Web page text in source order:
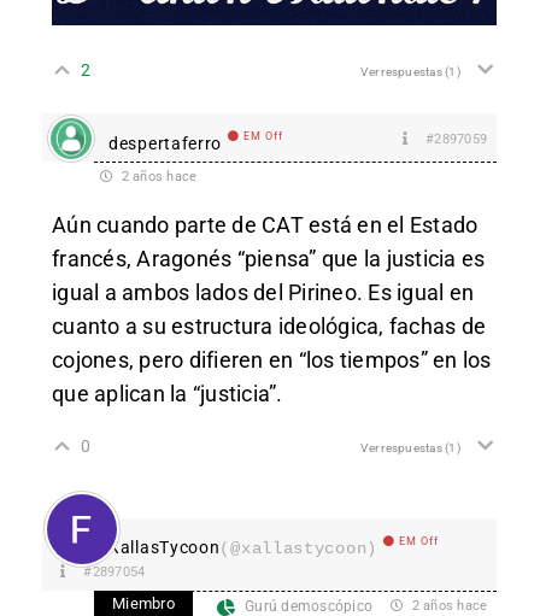
2 Ver respuestas(1)
despertaferro EM Off #2897059
2 años hace
Aún cuando parte de CAT está en el Estado
francés, Aragonés “piensa” que la justicia es
igual a ambos lados del Pirineo. Es igual en
cuanto a su estructura ideológica, fachas de
cojones, pero difieren en “los tiempos” en los
que aplican la “justicia”.
0 Ver respuestas(1)
XallasTycoon(@xallastycoon) EM Off
#2897054
Miembro Gurú demoscópico 2 años hace